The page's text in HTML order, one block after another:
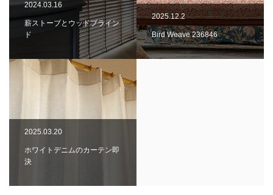
2024.03.16
薪ストーブとウッドブライン
ド
2025.12.2
Bird Weave 236846
2025.03.20
ホワイトデニムのカーテン即
決